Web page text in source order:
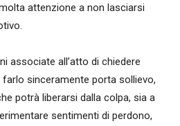
attenzione a non lasciarsi
associate all’atto di chiedere
sinceramente porta sollievo,
potrà liberarsi dalla colpa, sia a
sentimenti di perdono,